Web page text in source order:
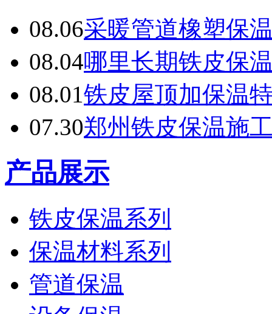
08.06采暖管道橡塑保
08.04哪里长期铁皮保
08.01铁皮屋顶加保温
07.30郑州铁皮保温施
产品展示
铁皮保温系列
保温材料系列
管道保温